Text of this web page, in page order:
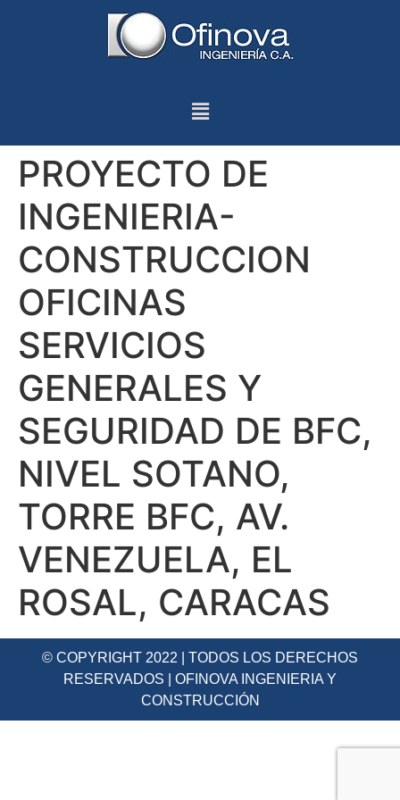
PROYECTO DE
INGENIERIA-
CONSTRUCCION
OFICINAS
SERVICIOS
GENERALES Y
SEGURIDAD DE BFC,
NIVEL SOTANO,
TORRE BFC, AV.
VENEZUELA, EL
ROSAL, CARACAS
© COPYRIGHT 2022 | TODOS LOS DERECHOS
RESERVADOS | OFINOVA INGENIERIA Y
CONSTRUCCIÓN